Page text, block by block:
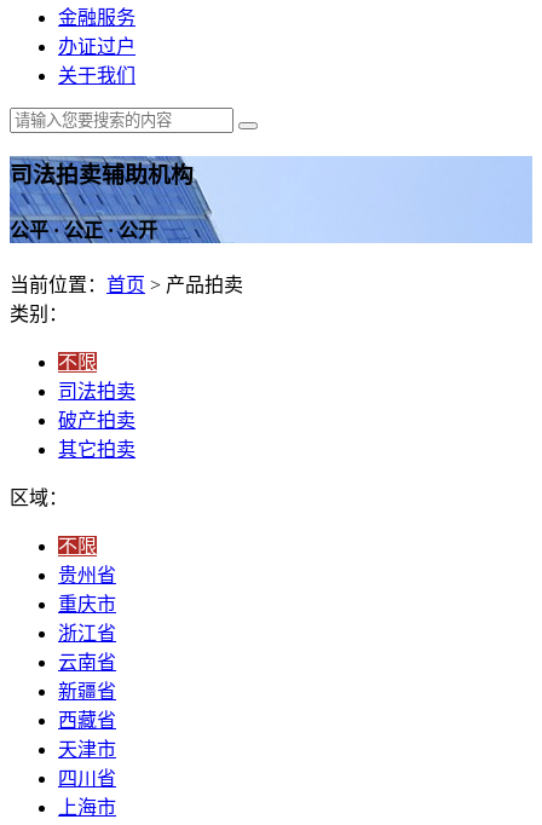
金融服务
办证过户
关于我们
司法拍卖辅助机构
公平 · 公正 · 公开
当前位置： 首页 > 产品拍卖
类别：
不限
司法拍卖
破产拍卖
其它拍卖
区域：
不限
贵州省
重庆市
浙江省
云南省
新疆省
西藏省
天津市
四川省
上海市